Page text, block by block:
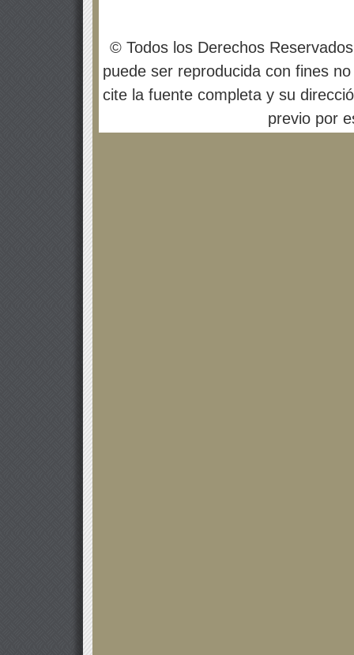
© Todos los Derechos
puede ser reproducida con fines
cite la fuente completa y su
previo por